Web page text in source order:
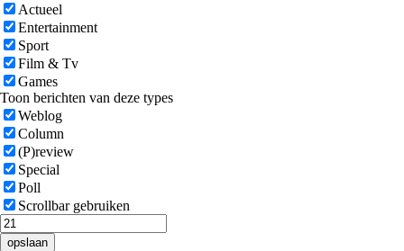
Actueel
Entertainment
Sport
Film & Tv
Games
Toon berichten van deze types
Weblog
Column
(P)review
Special
Poll
Scrollbar gebruiken
opslaan